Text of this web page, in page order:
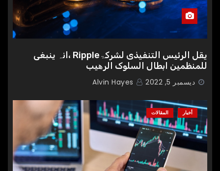
یقل الرئیس التنفیذی لشرکۃRipple ،انہ ینبغی
للمنظمین ابطال السلوک الرھیب
ديسمبر 5, 2022
أخبار المقالات